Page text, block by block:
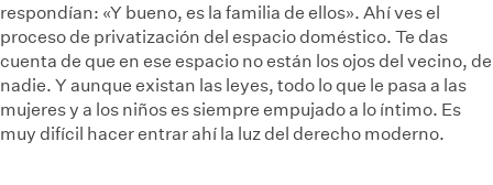
respondían: «Y bueno, es la familia de ellos». Ahí ves el
proceso de privatización del espacio doméstico. Te das
cuenta de que en ese espacio no están los ojos del vecino, de
nadie. Y aunque existan las leyes, todo lo que le pasa a las
mujeres y a los niños es siempre empujado a lo íntimo. Es
muy difícil hacer entrar ahí la luz del derecho moderno.